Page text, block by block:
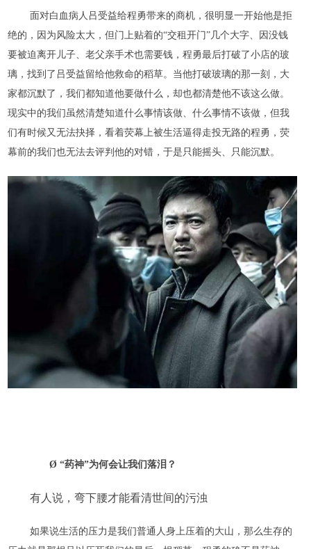
面对白血病人吕受益给程勇带来的商机，很明显一开始他是拒
绝的，因为风险太大，但门上贴着的“交租开门”几个大字、因没钱
要被迫离开儿子、老父亲手术也需要钱，程勇最后打破了小店的玻
璃，找到了吕受益留给他救命的稻草。当他打破玻璃的那一刻，大
家都沉默了，我们都知道他要做什么，却也都清楚他不该这么做。
现实中的我们虽然清楚知道什么事情该做、什么事情不该做，但我
们有时候又无法抉择，看着荧幕上被生活逼得走投无路的程勇，荧
幕前的我们也无法去评判他的对错，于是只能摇头、只能沉默。
Ø “药神”为何会让我们落泪？
有人说，弯下腰才能看清世间的污浊
如果说生活的压力是我们普通人身上压着的大山，那么生存的